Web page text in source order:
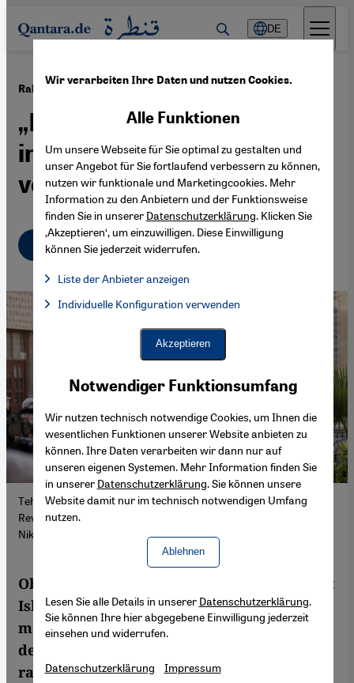
Direkt zum Inhalt springen
DE
Ralph Ghadban über den Iran ·27.03.2026
„Die Islamische Republik ist
in der Gesellschaft
verwurzelt”
Deutsch English
Teheran, Iran: Regime-Anhänger tragen einen General der
Revolutionsgarde zu Grabe (Foto: picture alliance / NurPhoto | M.
Nikoubazl)
Ob Appeasement oder planloser Krieg: Laut
Islamwissenschaftler Ralph Ghadban
macht der Westen beim Iran immer wieder
denselben Fehler. Man verkenne die
radikal-schiitische Ideologie, auf der das
Wir verarbeiten Ihre Daten und nutzen Cookies.
Notwendiger Funktionsumfang
Wir nutzen technisch notwendige Cookies, um Ihnen die
wesentlichen Funktionen unserer Website anbieten zu
können. Ihre Daten verarbeiten wir dann nur auf
unseren eigenen Systemen. Mehr Information finden Sie
in unserer Datenschutzerklärung. Sie können unsere
Website damit nur im technisch notwendigen Umfang
nutzen.
Ablehnen
Alle Funktionen
Um unsere Webseite für Sie optimal zu gestalten und
unser Angebot für Sie fortlaufend verbessern zu können,
nutzen wir funktionale und Marketingcookies. Mehr
Information zu den Anbietern und der Funktionsweise
finden Sie in unserer Datenschutzerklärung. Klicken Sie
‚Akzeptieren‘, um einzuwilligen. Diese Einwilligung
können Sie jederzeit widerrufen.
Liste der Anbieter anzeigen
Facebook Embed / Facebook Connect, Google Maps Embed,
Facebook Embed / Facebook Connect
Google Maps Embed
Individuelle Konfiguration verwenden
Akzeptieren
Lesen Sie alle Details in unserer Datenschutzerklärung.
Sie können Ihre hier abgegebene Einwilligung jederzeit
einsehen und widerrufen.
Datenschutzerklärung Impressum